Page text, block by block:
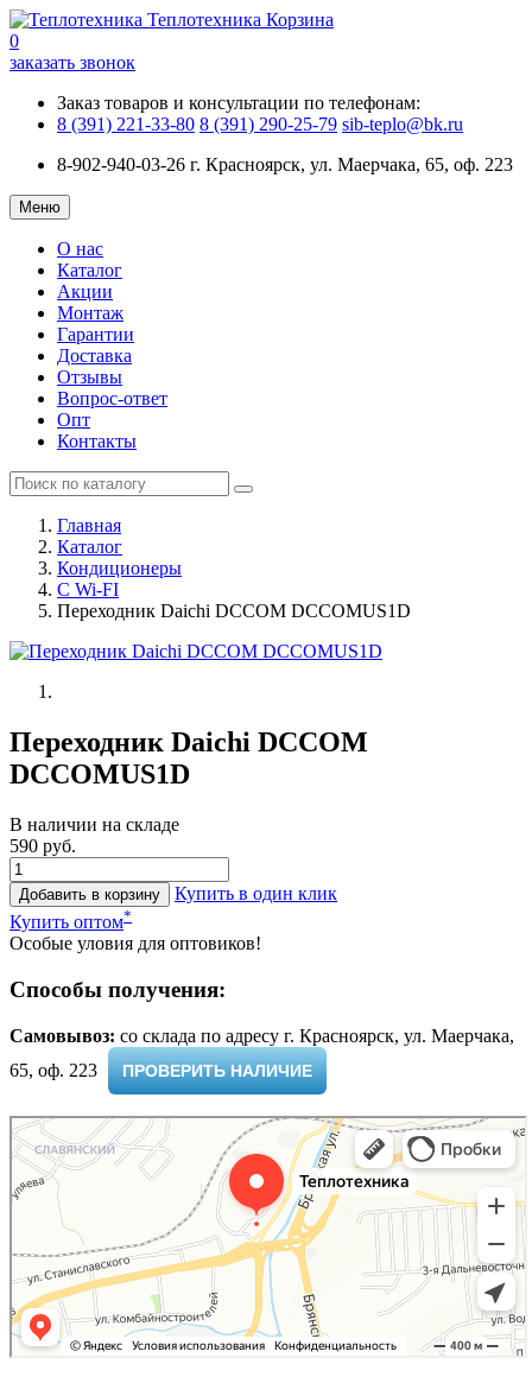
Теплотехника Корзина
0
заказать звонок
Заказ товаров и консультации по телефонам:
8 (391) 221-33-80 8 (391) 290-25-79 sib-teplo@bk.ru
8-902-940-03-26 г. Красноярск, ул. Маерчака, 65, оф. 223
Меню
О нас
Каталог
Акции
Монтаж
Гарантии
Доставка
Отзывы
Вопрос-ответ
Опт
Контакты
Главная
Каталог
Кондиционеры
С Wi-FI
Переходник Daichi DCCOM DCCOMUS1D
Переходник Daichi DCCOM
DCCOMUS1D
В наличии на складе
590 руб.
Добавить в корзину
Купить в один клик
Купить оптом*
Особые уловия для оптовиков!
Способы получения:
Самовывоз: cо склада по адресу г. Красноярск, ул. Маерчака,
65, оф. 223 ​
ПРОВЕРИТЬ НАЛИЧИЕ